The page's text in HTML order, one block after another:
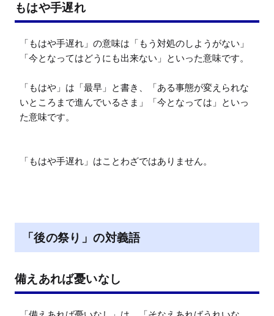
もはや手遅れ
「もはや手遅れ」の意味は「もう対処のしようがない」
「今となってはどうにも出来ない」といった意味です。
「もはや」は「最早」と書き、「ある事態が変えられな
いところまで進んでいるさま」「今となっては」といっ
た意味です。
「もはや手遅れ」はことわざではありません。
「後の祭り」の対義語
備えあれば憂いなし